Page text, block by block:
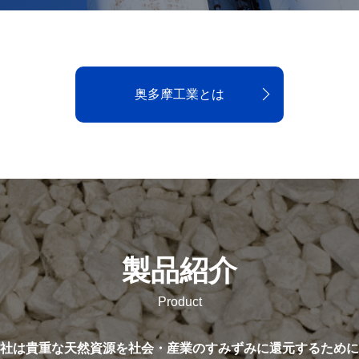
奥多摩工業とは
製品紹介
は貴重な天然資源を社会・産業のすみずみに還元するため